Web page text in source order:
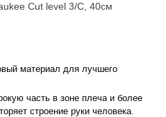
Cut level 3/C, 40см
материал для лучшего
часть в зоне плеча и более
строение руки человека.